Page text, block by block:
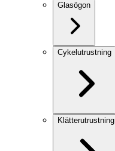
Glasögon
Cykelutrustning
Klätterutrustning